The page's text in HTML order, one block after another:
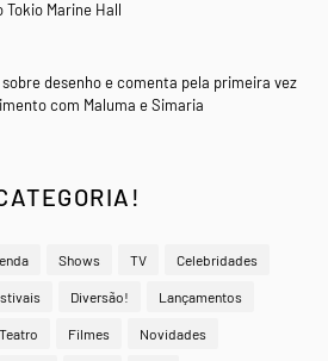
Tokio Marine Hall
desenho e comenta pela primeira vez
com Maluma e Simaria
Shows TV Celebridades
Diversão! Lançamentos
Teatro Filmes Novidades